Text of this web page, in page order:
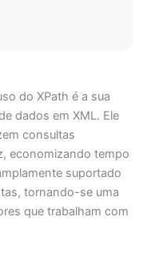
do XPath é a sua
dados em XML. Ele
consultas
economizando tempo
suportado
tornando-se uma
que trabalham com